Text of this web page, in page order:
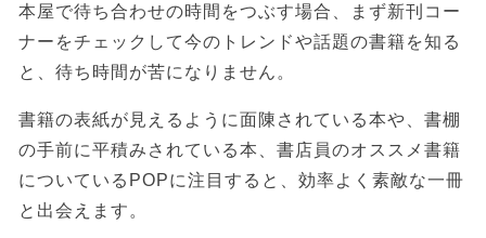
本屋で待ち合わせの時間をつぶす場合、まず新刊コー
ナーをチェックして今のトレンドや話題の書籍を知る
と、待ち時間が苦になりません。
書籍の表紙が見えるように面陳されている本や、書棚
の手前に平積みされている本、書店員のオススメ書籍
についているPOPに注目すると、効率よく素敵な一冊
と出会えます。